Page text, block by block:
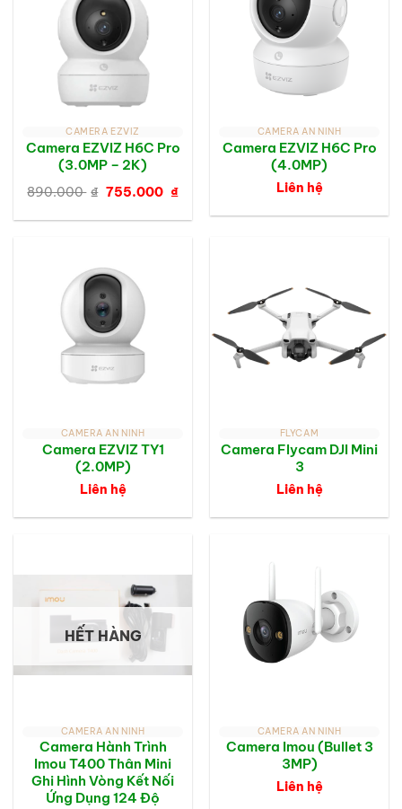
CAMERA EZVIZ
Camera EZVIZ H6C Pro
(3.0MP – 2K)
890.000 ₫ Giá
gốc
890.000 ₫.
755.000 ₫Giá
hiện
là:
CAMERA AN NINH
Camera EZVIZ H6C Pro
(4.0MP)
Liên hệ
CAMERA AN NINH
Camera EZVIZ TY1
(2.0MP)
Liên hệ
FLYCAM
Camera Flycam DJI Mini
3
Liên hệ
HẾT HÀNG
CAMERA AN NINH
Camera Hành Trình
Imou T400 Thân Mini
Ghi Hình Vòng Kết Nối
Ứng Dụng 124 Độ
CAMERA AN NINH
Camera Imou (Bullet 3
3MP)
Liên hệ